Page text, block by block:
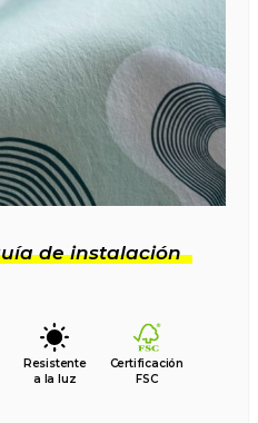
de instalación
Resistente
a la luz
Certificación
FSC